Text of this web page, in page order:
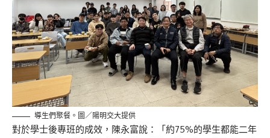
導生們聚餐。圖／陽明交大提供
對於學士後專班的成效，陳永富說：「約75%的學生都能二年